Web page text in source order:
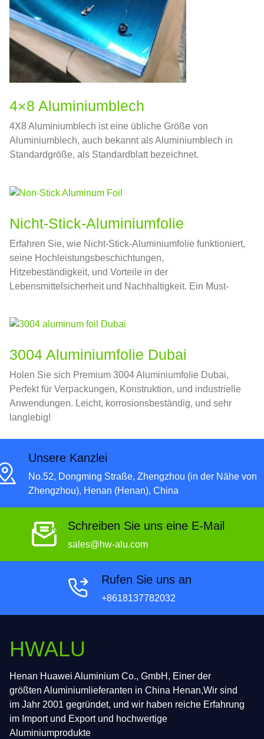
4×8 Aluminiumblech
4X8 Aluminiumblech ist eine übliche Größe von
Aluminiumblech, auch bekannt als Aluminiumblech in
Standardgröße, als Standardblatt bezeichnet.
Nicht-Stick-Aluminiumfolie
Erfahren Sie, wie Nicht-Stick-Aluminiumfolie funktioniert,
seine Hochleistungsbeschichtungen,
Hitzebeständigkeit, und Vorteile in der
Lebensmittelsicherheit und Nachhaltigkeit. Ein Must-
3004 Aluminiumfolie Dubai
Holen Sie sich Premium 3004 Aluminiumfolie Dubai,
Perfekt für Verpackungen, Konstruktion, und industrielle
Anwendungen. Leicht, korrosionsbeständig, und sehr
langlebig!
Unsere Kanzlei
No.52, Dongming Straße, Zhengzhou (in der Nähe von
Zhengzhou), Henan (Henan), China
Schreiben Sie uns eine E-Mail
sales@hw-alu.com
Rufen Sie uns an
+8618137782032
HWALU
Henan Huawei Aluminium Co., GmbH, Einer der
größten Aluminiumlieferanten in China Henan,Wir sind
im Jahr 2001 gegründet, und wir haben reiche Erfahrung
im Import und Export und hochwertige
Aluminiumprodukte